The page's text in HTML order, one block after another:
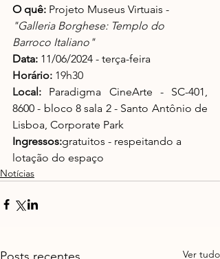
O quê: Projeto Museus Virtuais -
"Galleria Borghese: Templo do
Barroco Italiano"
Data: 11/06/2024 - terça-feira
Horário: 19h30
Local: Paradigma CineArte - SC-401,
8600 - bloco 8 sala 2 - Santo Antônio de
Lisboa, Corporate Park
Ingressos:gratuitos - respeitando a
lotação do espaço
Notícias
Ver tudo